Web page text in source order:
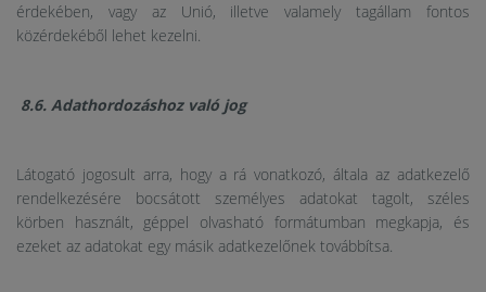
érdekében, vagy az Unió, illetve valamely tagállam fontos
közérdekéből lehet kezelni.
8.6. Adathordozáshoz való jog
Látogató jogosult arra, hogy a rá vonatkozó, általa az adatkezelő
rendelkezésére bocsátott személyes adatokat tagolt, széles
körben használt, géppel olvasható formátumban megkapja, és
ezeket az adatokat egy másik adatkezelőnek továbbítsa.